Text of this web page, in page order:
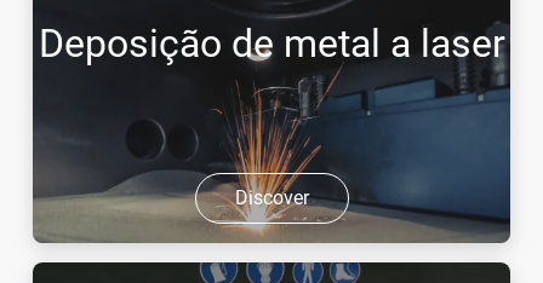
Deposição de metal a laser
Discover